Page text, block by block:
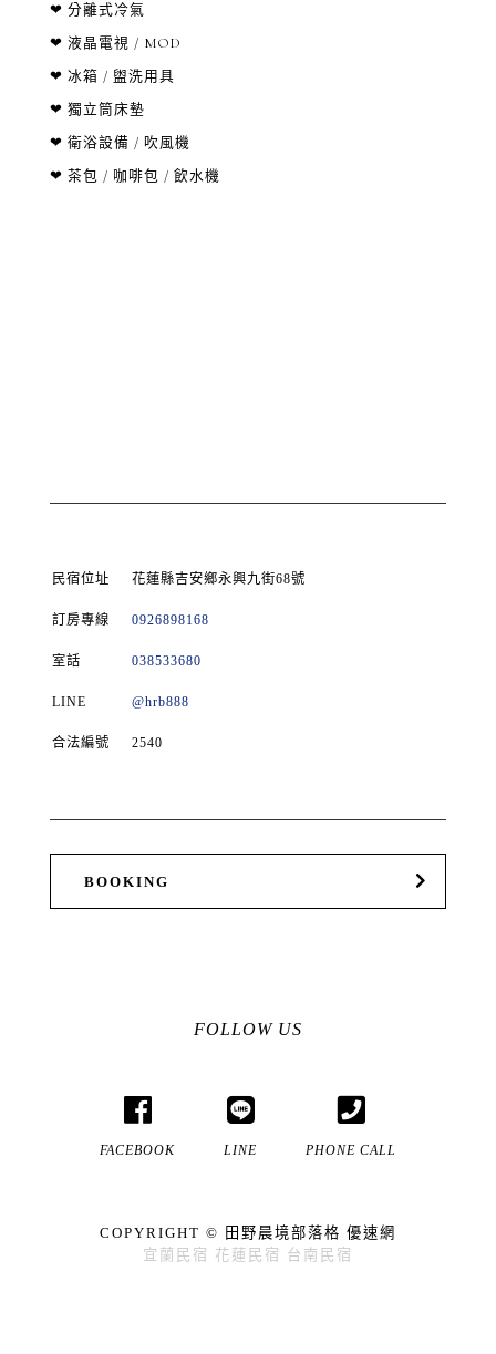
❤ 分離式冷氣
❤ 液晶電視 / MOD
❤ 冰箱 / 盥洗用具
❤ 獨立筒床墊
❤ 衛浴設備 / 吹風機
❤ 茶包 / 咖啡包 / 飲水機
民宿位址 花蓮縣吉安鄉永興九街68號
訂房專線 0926898168
室話 038533680
LINE @hrb888
合法編號 2540
BOOKING
FOLLOW US
FACEBOOK LINE PHONE CALL
COPYRIGHT © 田野晨境部落格 優速網
宜蘭民宿 花蓮民宿 台南民宿